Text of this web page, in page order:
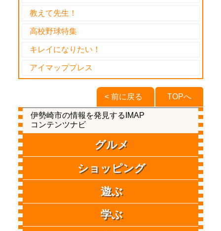
教えて先生！
高校野球特集
キレイになりたい！
アイマッププレス
TOPへ
< 前に戻る
伊勢崎市の情報を発見するIMAP
コンテンツナビ
グルメ
ショッピング
遊ぶ
学ぶ